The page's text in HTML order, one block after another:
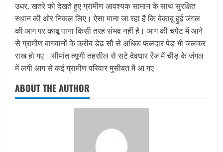
उधर, खतरे को देखते हुए ग्रामीण आवश्यक सामान के साथ सुरक्षित
स्थान की ओर निकल लिए। ऐसा माना जा रहा है कि बेकाबू हुई जंगल
की आग पर काबू पाना किसी तरह संभव नहीं है। आग की चपेट में आने
से ग्रामीण बागवानों के करीब डेढ़ सौ से अधिक फलदार पेड़ भी जलकर
राख हो गए। सीमांत त्यूणी तहसील से सटे देवघार रेंज में चीड़ के जंगल
में लगी आग से कई ग्रामीण परिवार मुसीबत में आ गए।
ABOUT THE AUTHOR